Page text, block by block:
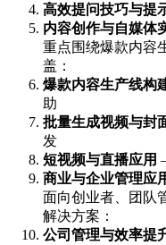
高效提问技巧与提
内容创作与自媒体
重点围绕爆款内容
盖：
爆款内容生产线构
助
批量生成视频与封
发
短视频与直播应用
商业与企业管理应
面向创业者、团队
解决方案：
公司管理与效率提